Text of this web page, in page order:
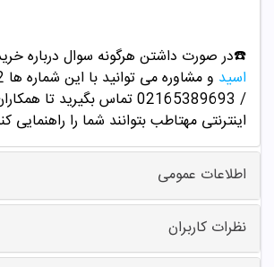
☎️در صورت داشتن هرگونه سوال درباره
اسید
/ 02165389693
تماس بگیرید تا
اینترنتی مهتاطب بتوانند شما را راهنمایی
اطلاعات عمومی
نظرات کاربران